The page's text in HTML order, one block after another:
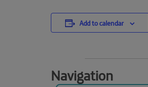
Add to calendar
Navigation